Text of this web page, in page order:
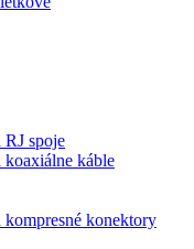
spoje
káble
konektory